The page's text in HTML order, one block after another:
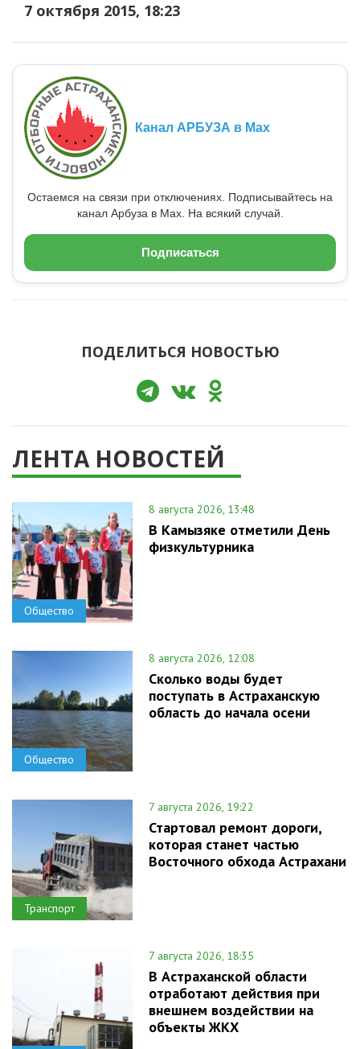
7 октября 2015, 18:23
Канал АРБУЗА в Max
Остаемся на связи при отключениях. Подписывайтесь на
канал Арбуза в Max. На всякий случай.
Подписаться
ПОДЕЛИТЬСЯ НОВОСТЬЮ
ЛЕНТА НОВОСТЕЙ
Общество
8 августа 2026, 13:48
В Камызяке отметили День
физкультурника
Общество
8 августа 2026, 12:08
Сколько воды будет
поступать в Астраханскую
область до начала осени
Транспорт
7 августа 2026, 19:22
Стартовал ремонт дороги,
которая станет частью
Восточного обхода Астрахани
7 августа 2026, 18:35
В Астраханской области
отработают действия при
внешнем воздействии на
объекты ЖКХ